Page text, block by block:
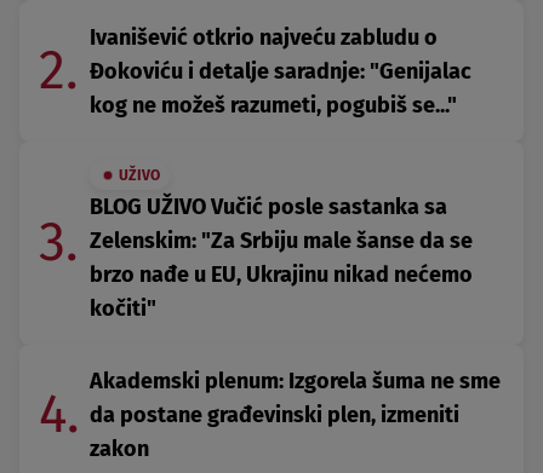
2.
Ivanišević otkrio najveću zabludu o
Đokoviću i detalje saradnje: "Genijalac
kog ne možeš razumeti, pogubiš se..."
3.
UŽIVO
BLOG UŽIVO Vučić posle sastanka sa
Zelenskim: "Za Srbiju male šanse da se
brzo nađe u EU, Ukrajinu nikad nećemo
kočiti"
4.
Akademski plenum: Izgorela šuma ne sme
da postane građevinski plen, izmeniti
zakon